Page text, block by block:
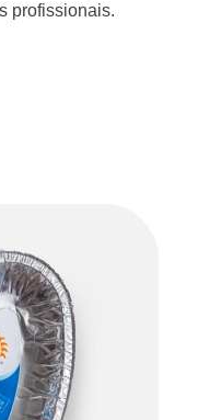
profissionais.